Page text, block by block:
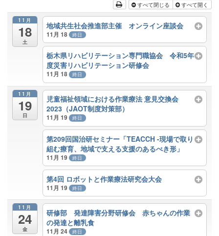
すべて閉じる すべて開く
11月
18
土
地域共生社会推進部主催 オンライン座談会
11月 18 終日
栃木県リハビリテーション専門職協会 令和5年
度災害リハビリテーション研修会
11月 18 終日
11月
19
日
児童福祉領域における作業療法 意見交換会
2023（JAOT制度対策部）
11月 19 終日
第209回国治研セミナー「TEACCH -現場で取り
組む療育、地域で支える支援のあるべき形」
11月 19 終日
第4回 ロボットと作業療法研究会大会
11月 19 終日
11月
24
金
研修部 発達障害分野研修会 赤ちゃんの作業
の発達と離乳食
11月 24 終日